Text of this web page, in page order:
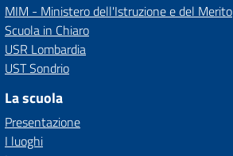
MIM - Ministero dell'Istruzione e del Merito
Scuola in Chiaro
USR Lombardia
UST Sondrio
La scuola
Presentazione
I luoghi